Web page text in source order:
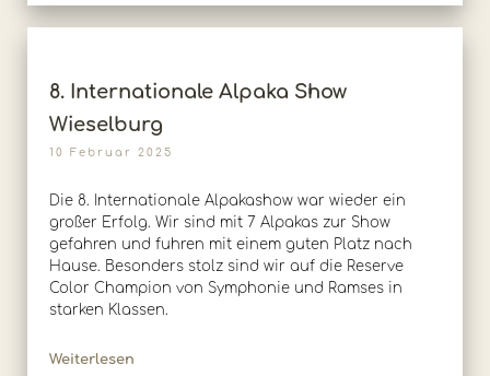
8. Internationale Alpaka Show
Wieselburg
10 Februar 2025
Die 8. Internationale Alpakashow war wieder ein
großer Erfolg. Wir sind mit 7 Alpakas zur Show
gefahren und fuhren mit einem guten Platz nach
Hause. Besonders stolz sind wir auf die Reserve
Color Champion von Symphonie und Ramses in
starken Klassen.
Weiterlesen